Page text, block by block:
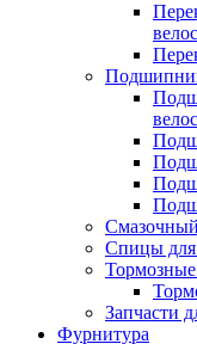
Спицы для
Запчасти
Фурнитура